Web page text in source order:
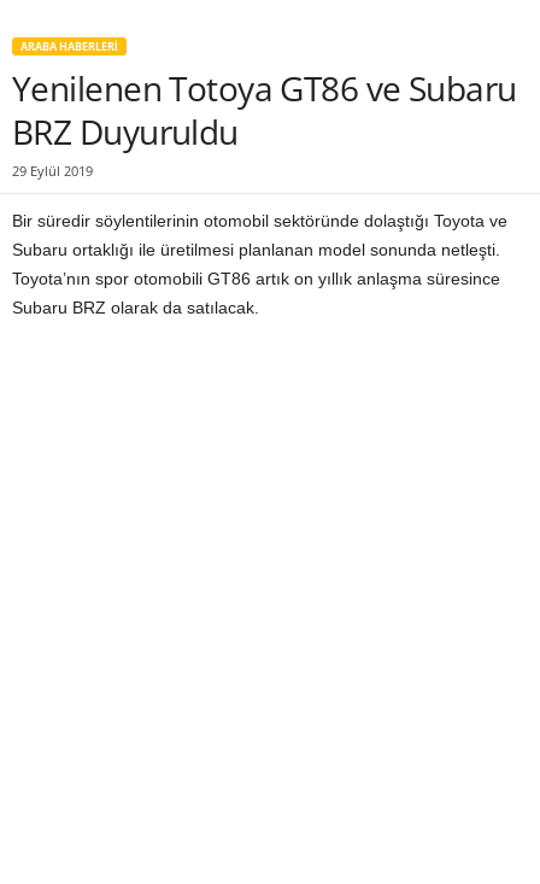
ARABA HABERLERI
Yenilenen Totoya GT86 ve Subaru
BRZ Duyuruldu
29 Eylül 2019
Bir süredir söylentilerinin otomobil sektöründe dolaştığı Toyota ve
Subaru ortaklığı ile üretilmesi planlanan model sonunda netleşti.
Toyota’nın spor otomobili GT86 artık on yıllık anlaşma süresince
Subaru BRZ olarak da satılacak.